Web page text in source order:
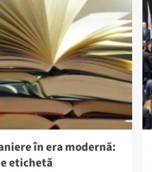
în era modernă:
etichetă